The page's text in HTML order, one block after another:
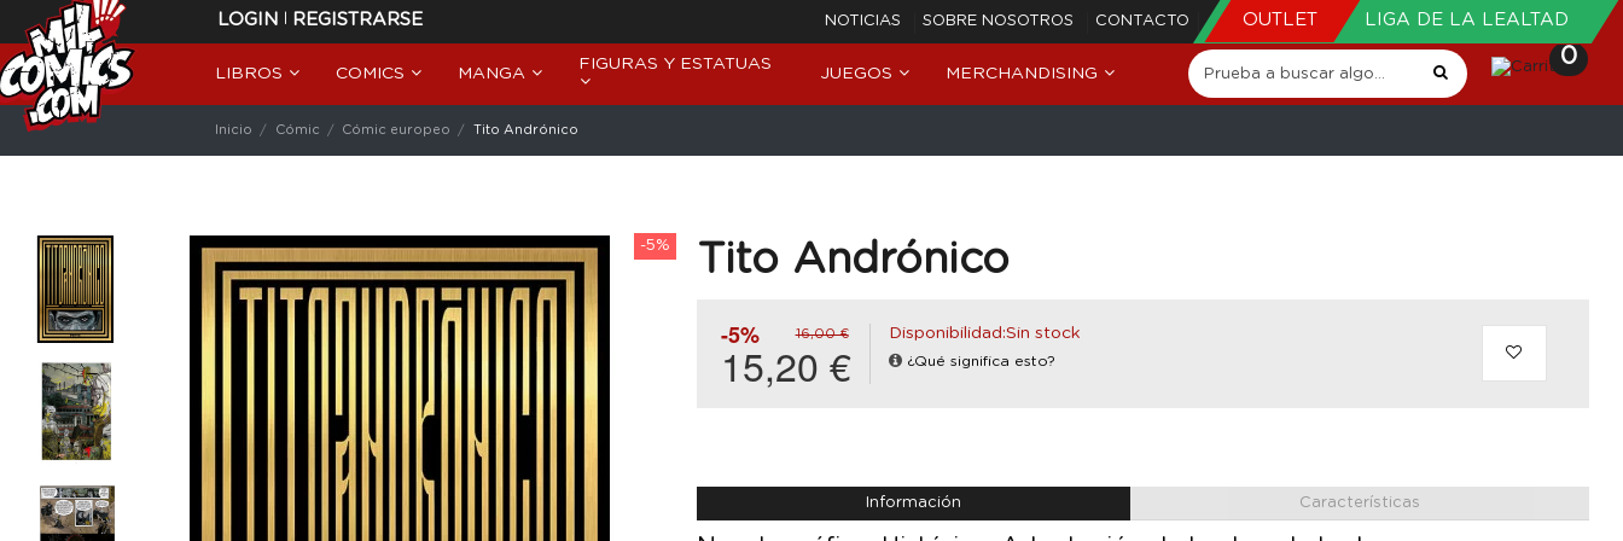
LOGIN | REGISTRARSE NOTICIAS SOBRE NOSOTROS CONTACTO OUTLET LIGA DE LA LEALTAD
LIBROS COMICS MANGA
FIGURAS Y ESTATUAS
JUEGOS MERCHANDISING
0
Inicio Cómic Cómic europeo Tito Andrónico
-5% Tito Andrónico
-5% 16,00 €
15,20 €
Disponibilidad:Sin stock
¿Qué significa esto?
Información Características